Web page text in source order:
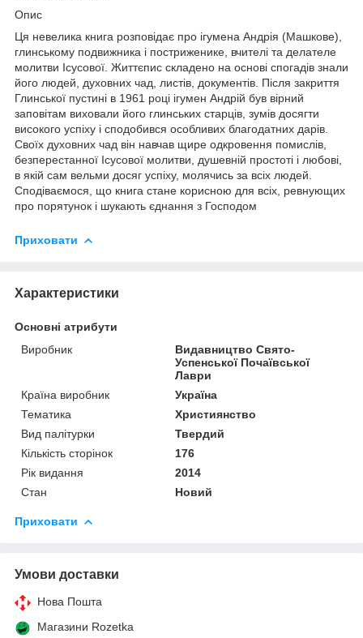
Опис
Ця невелика книга розповідає про ігумена Андрія (Машкове),
глинському подвижника і постриженике, вчителі та делателе
молитви Ісусової. Життєпис складено на основі спогадів знали
його людей, духовних чад, листів, документів. Після закриття
Глинської пустині в 1961 році ігумен Андрій був вірний
заповітам виховали його глинських старців, зумів досягти
високого успіху і сподобився особливих благодатних дарів.
Своїх духовних чад він навчав щире одкровення помислів,
безперестанної Ісусової молитви, душевній простоті і любові,
в якій сам вельми досяг успіху, молячись за всіх людей.
Сподіваємося, що книга стане корисною для всіх, ревнующих
про порятунок і шукають єднання з Господом
Приховати
Характеристики
Основні атрибути
Виробник
Видавництво Свято-
Успенської Почаївської
Лаври
Країна виробник
Україна
Тематика
Християнство
Вид палітурки
Твердий
Кількість сторінок
176
Рік видання
2014
Стан
Новий
Приховати
Умови доставки
Нова Пошта
Магазини Rozetka